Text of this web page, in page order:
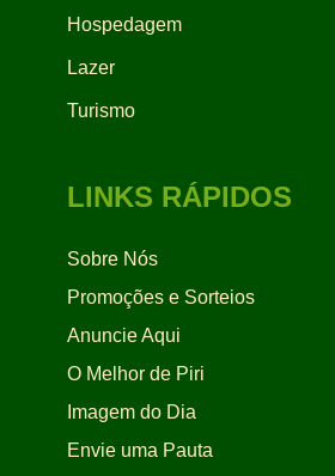
Hospedagem
Lazer
Turismo
LINKS RÁPIDOS
Sobre Nós
Promoções e Sorteios
Anuncie Aqui
O Melhor de Piri
Imagem do Dia
Envie uma Pauta